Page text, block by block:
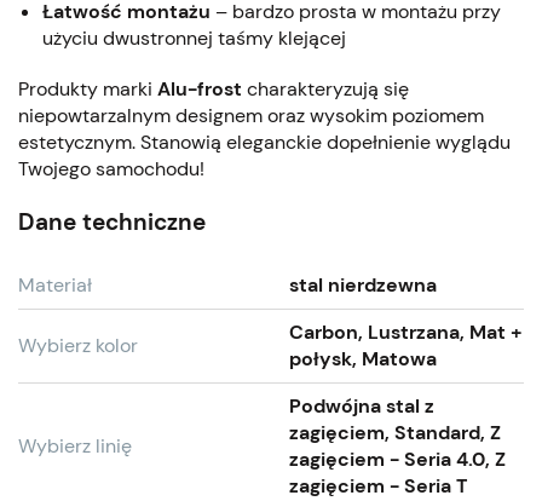
Łatwość montażu – bardzo prosta w montażu przy
użyciu dwustronnej taśmy klejącej
Produkty marki Alu-frost charakteryzują się
niepowtarzalnym designem oraz wysokim poziomem
estetycznym. Stanowią eleganckie dopełnienie wyglądu
Twojego samochodu!
Dane techniczne
Materiał stal nierdzewna
Wybierz kolor
Carbon, Lustrzana, Mat +
połysk, Matowa
Wybierz linię
Podwójna stal z
zagięciem, Standard, Z
zagięciem - Seria 4.0, Z
zagięciem - Seria T